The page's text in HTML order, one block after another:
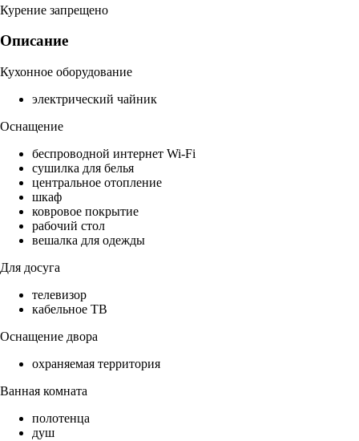
Курение запрещено
Описание
Кухонное оборудование
электрический чайник
Оснащение
беспроводной интернет Wi-Fi
сушилка для белья
центральное отопление
шкаф
ковровое покрытие
рабочий стол
вешалка для одежды
Для досуга
телевизор
кабельное ТВ
Оснащение двора
охраняемая территория
Ванная комната
полотенца
душ